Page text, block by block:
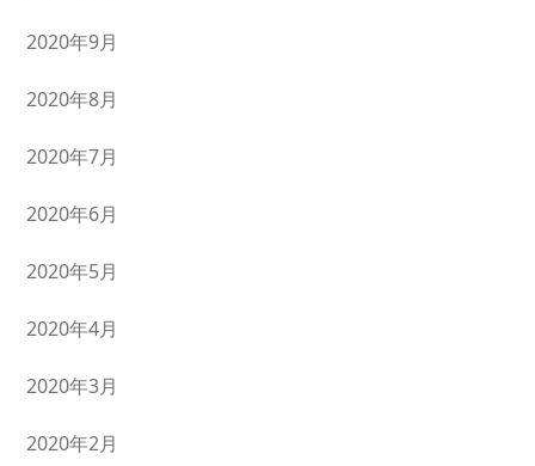
2020年9月
2020年8月
2020年7月
2020年6月
2020年5月
2020年4月
2020年3月
2020年2月